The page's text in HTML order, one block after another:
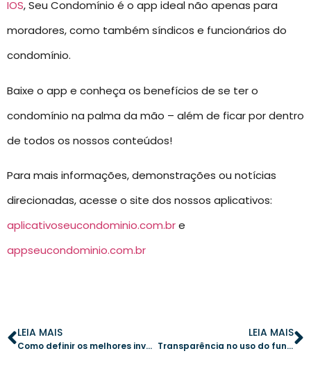
IOS, Seu Condomínio é o app ideal não apenas para
moradores, como também síndicos e funcionários do
condomínio.
Baixe o app e conheça os benefícios de se ter o
condomínio na palma da mão – além de ficar por dentro
de todos os nossos conteúdos!
Para mais informações, demonstrações ou notícias
direcionadas, acesse o site dos nossos aplicativos:
aplicativoseucondominio.com.bre
appseucondominio.com.br
LEIA MAIS
Como definir os melhores investimentos para o seu condomínio
LEIA MAIS
Transparência no uso do fundo de reserva: como garantir confiança em condomínios